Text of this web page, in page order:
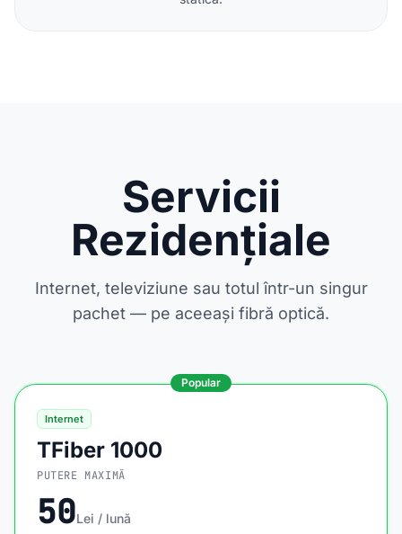
Servicii
Rezidențiale
Internet, televiziune sau totul într-un singur
pachet — pe aceeași fibră optică.
Popular
Internet
TFiber 1000
PUTERE MAXIMĂ
50Lei / lună